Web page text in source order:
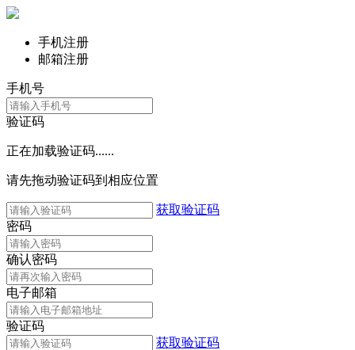
手机注册
邮箱注册
手机号
验证码
正在加载验证码......
请先拖动验证码到相应位置
获取验证码
密码
确认密码
电子邮箱
验证码
获取验证码